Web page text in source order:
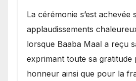
​La cérémonie s’est achevée
applaudissements
lorsque Baaba Maal a reçu
exprimant toute sa gratitude
honneur ainsi que pour la